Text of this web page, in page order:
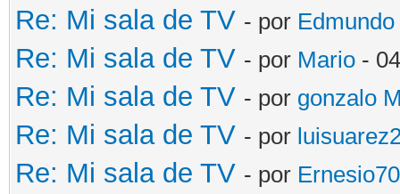
Re: Mi sala de TV - por Edmundo
Re: Mi sala de TV - por Mario -
Re: Mi sala de TV - por gonzalo
Re: Mi sala de TV - por
Re: Mi sala de TV - por